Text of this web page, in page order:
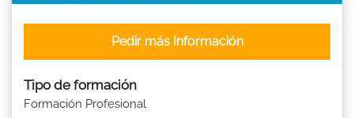
Tipo de formación
Formación Profesional
Pedir más Información